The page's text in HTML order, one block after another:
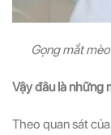
Gọng mắt
Vậy đâu là những
Theo quan sát